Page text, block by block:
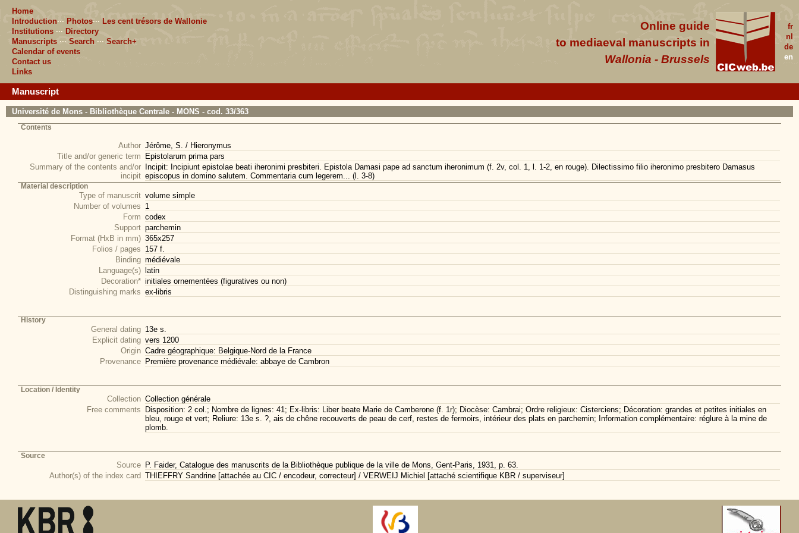
fr
nl
de
en
Online guide
to mediaeval manuscripts in
Wallonia - Brussels
Home
Introduction··· Photos··· Les cent trésors de Wallonie
Institutions ··· Directory
Manuscripts ··· Search ··· Search+
Calendar of events
Contact us
Links
Manuscript
Université de Mons - Bibliothèque Centrale - MONS - cod. 33/363
Contents
Author Jérôme, S. / Hieronymus
Title and/or generic term
Epistolarum prima pars
Summary of the contents and/or
incipit
Incipit: Incipiunt epistolae beati iheronimi presbiteri. Epistola Damasi pape ad sanctum iheronimum (f. 2v, col. 1, l. 1-2, en rouge). Dilectissimo filio iheronimo presbitero Damasus
episcopus in domino salutem. Commentaria cum legerem... (l. 3-8)
Material description
Type of manuscrit volume simple
Number of volumes 1
Form codex
Support parchemin
Format (HxB in mm) 365x257
Folios / pages 157 f.
Binding médiévale
Language(s)
latin
Decoration* initiales ornementées (figuratives ou non)
Distinguishing marks ex-libris
History
General dating 13e s.
Explicit dating vers 1200
Origin Cadre géographique: Belgique-Nord de la France
Provenance Première provenance médiévale: abbaye de Cambron
Location / Identity
Collection Collection générale
Free comments
Disposition: 2 col.; Nombre de lignes: 41; Ex-libris: Liber beate Marie de Camberone (f. 1r); Diocèse: Cambrai; Ordre religieux: Cisterciens; Décoration: grandes et petites initiales en
bleu, rouge et vert; Reliure: 13e s. ?, ais de chêne recouverts de peau de cerf, restes de fermoirs, intérieur des plats en parchemin; Information complémentaire: réglure à la mine de
plomb.
Source
Source P. Faider, Catalogue des manuscrits de la Bibliothèque publique de la ville de Mons, Gent-Paris, 1931, p. 63.
Author(s) of the index card THIEFFRY Sandrine [attachée au CIC / encodeur, correcteur] / VERWEIJ Michiel [attaché scientifique KBR / superviseur]